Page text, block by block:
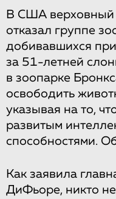
В США верховный
отказал группе
добивавшихся
за 51-летней
в зоопарке
освободить
указывая на то,
развитым
способностями.
Как заявила
ДиФьоре, никто не